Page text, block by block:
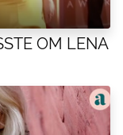
OM LENA